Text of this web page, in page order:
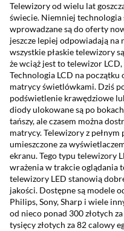
Telewizory od wielu lat
świecie. Niemniej
wprowadzane są do oferty
jeszcze lepiej odpowiadają
wszystkie płaskie telewizory
że wciąż jest to telewizor
Technologia LCD na
matrycy świetlówkami. Dziś
podświetlenie krawędziowe
diody ulokowane są po
tańszy, ale czasem można
matrycy. Telewizory z
umieszczone za
ekranu. Tego typu telewizory
wrażenia w trakcie oglądania
telewizory LED stanowią
jakości. Dostępne są modele
Philips, Sony, Sharp i wiele
od nieco ponad 300 złotych
tysięcy złotych za 82 calowy